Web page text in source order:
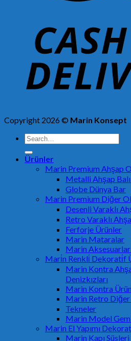
Copyright 2026 © Marin Konsept
Search
for:
Ürünler
Marin Premium Ahşap
Metalli Ahşap
Globe Dünya Bar
Marin Premium Diğer
Desenli Varaklı
Retro Varaklı
Ferforje Ürünler
Marin Mataralar
Marin
Mari̇n Renkli̇ Dekorati̇f
Marin Kontra
Denizkızları
Marin Kontra
Marin Retro
Tekneler
Marin Model
Marin El Yapımı
Marin Kapı Süsleri